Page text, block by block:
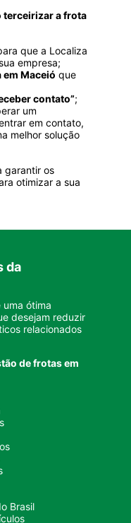
terceirizar a frota
que a Localiza
empresa;
Maceió que
contato”;
um
em contato,
melhor solução
garantir os
otimizar a sua
da
ótima
desejam reduzir
relacionados
de frotasem
Brasil